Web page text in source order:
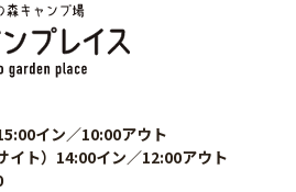
イン／10:00アウト
イト）14:00イン／12:00アウト